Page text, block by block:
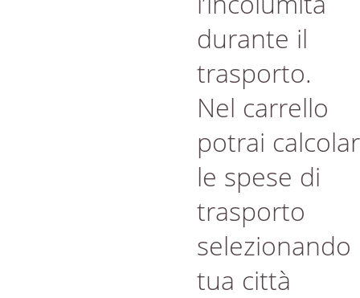
durante il
trasporto.
Nel carrello
potrai
le spese di
trasporto
selezionando
tua città